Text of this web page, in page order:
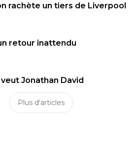
rachète un tiers de Liverpool
retour inattendu
veut Jonathan David
Plus d'articles